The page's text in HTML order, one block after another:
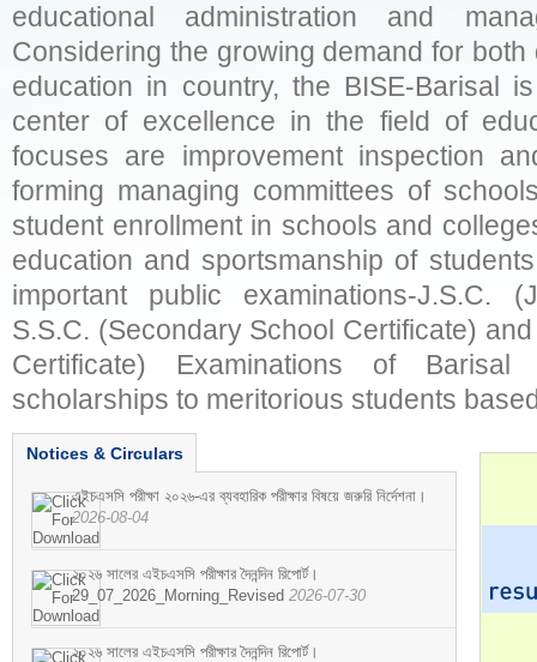
educational administration and
Considering the growing demand for
education in country, the BISE-Barisal
center of excellence in the field of
focuses are improvement inspection
forming managing committees of
student enrollment in schools and
education and sportsmanship of
important public examinations-J.S.C.
S.S.C. (Secondary School Certificate)
Certificate) Examinations of
scholarships to meritorious students
Notices & Circulars
এইচএসসি পরীক্ষা ২০২৬-এর ব্যবহারিক পরীক্ষার বিষয়ে জরুরি নির্দেশনা।
2026-08-04
২০২৬ সালের এইচএসসি পরীক্ষার দৈনন্দিন রিপোর্ট।
29_07_2026_Morning_Revised 2026-07-30
২০২৬ সালের এইচএসসি পরীক্ষার দৈনন্দিন রিপোর্ট।